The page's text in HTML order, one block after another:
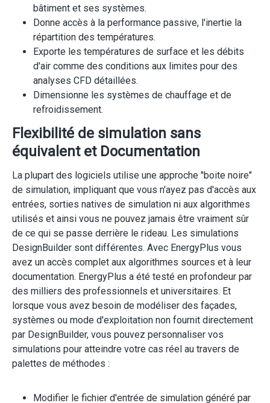
bâtiment et ses systèmes.
Donne accès à la performance passive, l'inertie la
répartition des températures.
Exporte les températures de surface et les débits
d'air comme des conditions aux limites pour des
analyses CFD détaillées.
Dimensionne les systèmes de chauffage et de
refroidissement.
Flexibilité de simulation sans
équivalent et Documentation
La plupart des logiciels utilise une approche "boite noire"
de simulation, impliquant que vous n'ayez pas d'accès aux
entrées, sorties natives de simulation ni aux algorithmes
utilisés et ainsi vous ne pouvez jamais être vraiment sûr
de ce qui se passe derrière le rideau. Les simulations
DesignBuilder sont différentes. Avec EnergyPlus vous
avez un accès complet aux algorithmes sources et à leur
documentation. EnergyPlus a été testé en profondeur par
des milliers des professionnels et universitaires. Et
lorsque vous avez besoin de modéliser des façades,
systèmes ou mode d'exploitation non fournit directement
par DesignBuilder, vous pouvez personnaliser vos
simulations pour atteindre votre cas réel au travers de
palettes de méthodes :
Modifier le fichier d'entrée de simulation généré par